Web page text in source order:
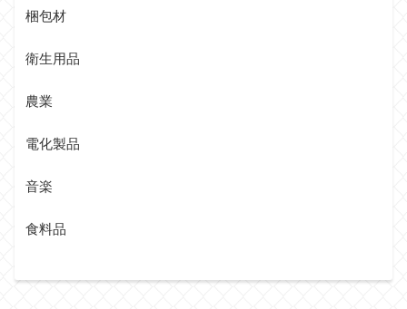
梱包材
衛生用品
農業
電化製品
音楽
食料品